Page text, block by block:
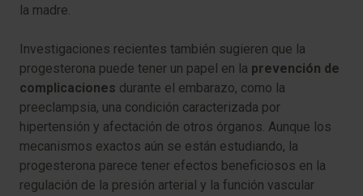
la madre.
Investigaciones recientes también sugieren que la
progesterona puede tener un papel en la prevención de
complicaciones durante el embarazo, como la
preeclampsia, una condición caracterizada por
hipertensión y afectación de otros órganos. Aunque los
mecanismos exactos aún se están estudiando, la
progesterona parece tener efectos beneficiosos en la
regulación de la presión arterial y la función vascular